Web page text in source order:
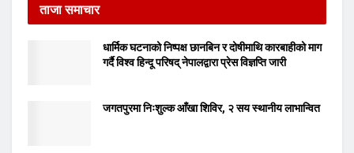
ताजा समाचार
धार्मिक घटनाको निष्पक्ष छानबिन र दोषीमाथि कारबाहीको माग
गर्दै विश्व हिन्दू परिषद् नेपालद्वारा प्रेस विज्ञप्ति जारी
जगतपुरमा निःशुल्क आँखा शिविर, २ सय स्थानीय लाभान्वित